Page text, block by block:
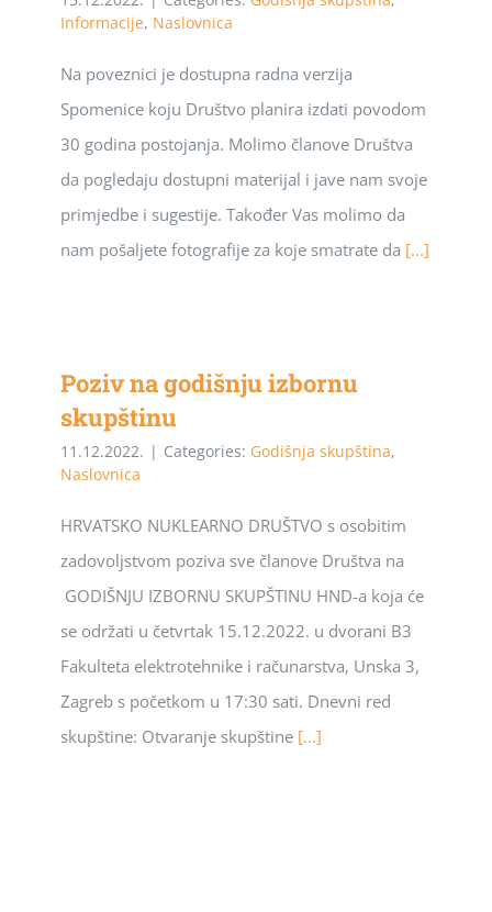
Informacije, Naslovnica
Na poveznici je dostupna radna verzija
Spomenice koju Društvo planira izdati povodom
30 godina postojanja. Molimo članove Društva
da pogledaju dostupni materijal i jave nam svoje
primjedbe i sugestije. Također Vas molimo da
nam pošaljete fotografije za koje smatrate da [...]
Poziv na godišnju izbornu
skupštinu
11.12.2022. | Categories: Godišnja skupština,
Naslovnica
HRVATSKO NUKLEARNO DRUŠTVO s osobitim
zadovoljstvom poziva sve članove Društva na
GODIŠNJU IZBORNU SKUPŠTINU HND-a koja će
se održati u četvrtak 15.12.2022. u dvorani B3
Fakulteta elektrotehnike i računarstva, Unska 3,
Zagreb s početkom u 17:30 sati. Dnevni red
skupštine: Otvaranje skupštine [...]